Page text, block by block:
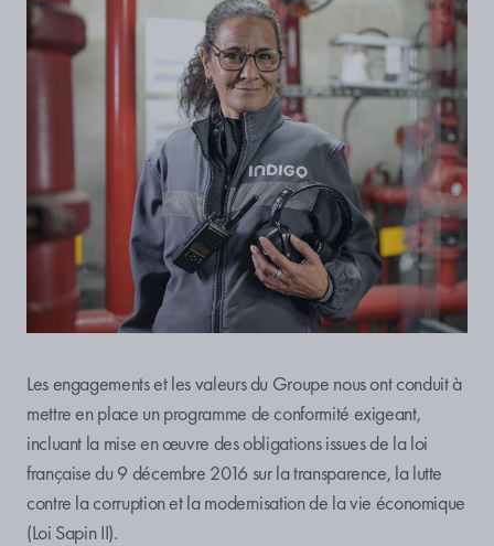
Les engagements et les valeurs du Groupe nous ont conduit à
mettre en place un programme de conformité exigeant,
incluant la mise en œuvre des obligations issues de la loi
française du 9 décembre 2016 sur la transparence, la lutte
contre la corruption et la modernisation de la vie économique
(Loi Sapin II).